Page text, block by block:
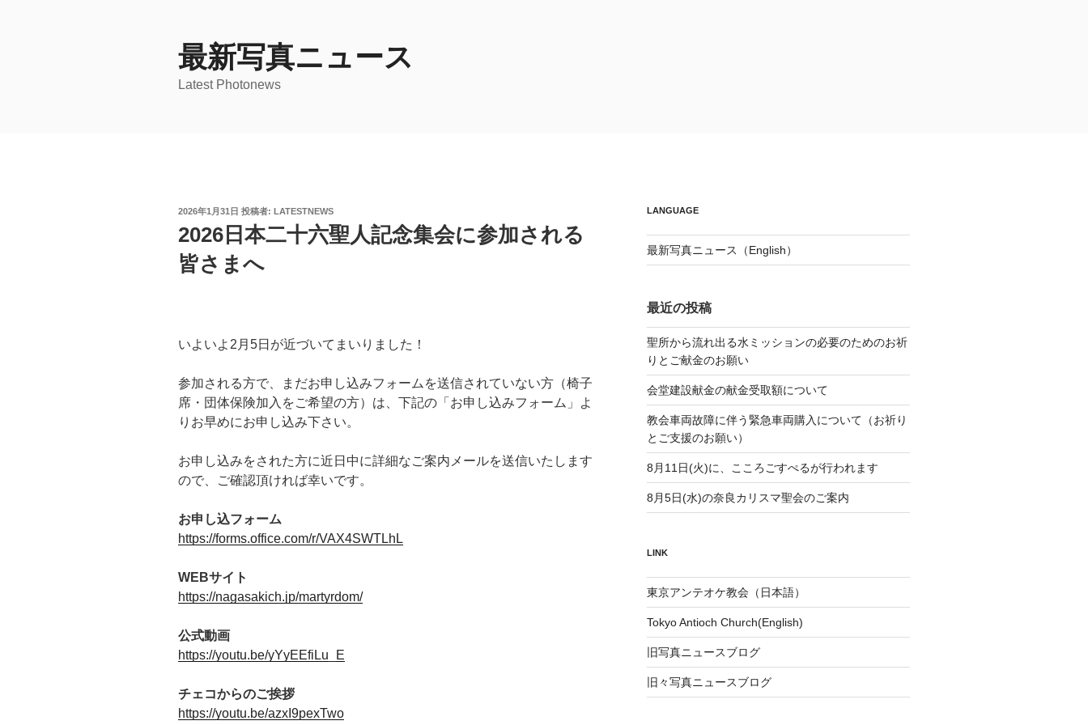
最新写真ニュース
Latest Photonews
投
日:
2026年1月31日 投稿者: LATESTNEWS
2026日本二十六聖人記念集会に参加される
皆さまへ
いよいよ2月5日が近づいてまいりました！
参加される方で、まだお申し込みフォームを送信されていない方（椅子
席・団体保険加入をご希望の方）は、下記の「お申し込みフォーム」よ
りお早めにお申し込み下さい。
お申し込みをされた方に近日中に詳細なご案内メールを送信いたします
ので、ご確認頂ければ幸いです。
お申し込フォーム
https://forms.office.com/r/VAX4SWTLhL
WEBサイト
https://nagasakich.jp/martyrdom/
公式動画
https://youtu.be/yYyEEfiLu_E
チェコからのご挨拶
https://youtu.be/azxI9pexTwo
LANGUAGE
最新写真ニュース（English）
最近の投稿
聖所から流れ出る水ミッションの必要のためのお祈
りとご献金のお願い
会堂建設献金の献金受取額について
教会車両故障に伴う緊急車両購入について（お祈り
とご支援のお願い）
8月11日(火)に、こころごすぺるが行われます
8月5日(水)の奈良カリスマ聖会のご案内
LINK
東京アンテオケ教会（日本語）
Tokyo Antioch Church(English)
旧写真ニュースブログ
旧々写真ニュースブログ